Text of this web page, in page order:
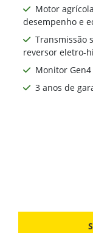
Motor
desempenho e
Transmissão
reversor eletro-
Monitor Gen4
3 anos de